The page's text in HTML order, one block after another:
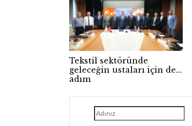
Tekstil sektöründe
geleceğin ustaları için dev
adım